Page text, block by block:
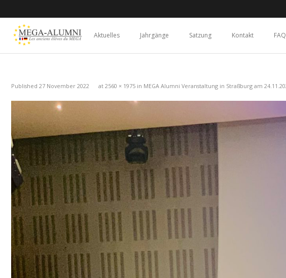
Aktuelles Jahrgänge Satzung Kontakt FAQ
Published 27 November 2022 at 2560 × 1975 in MEGA Alumni Veranstaltung in Straßburg am